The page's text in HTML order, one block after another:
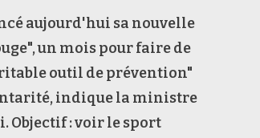
aujourd'hui sa nouvelle
un mois pour faire de
outil de prévention"
indique la ministre
Objectif : voir le sport